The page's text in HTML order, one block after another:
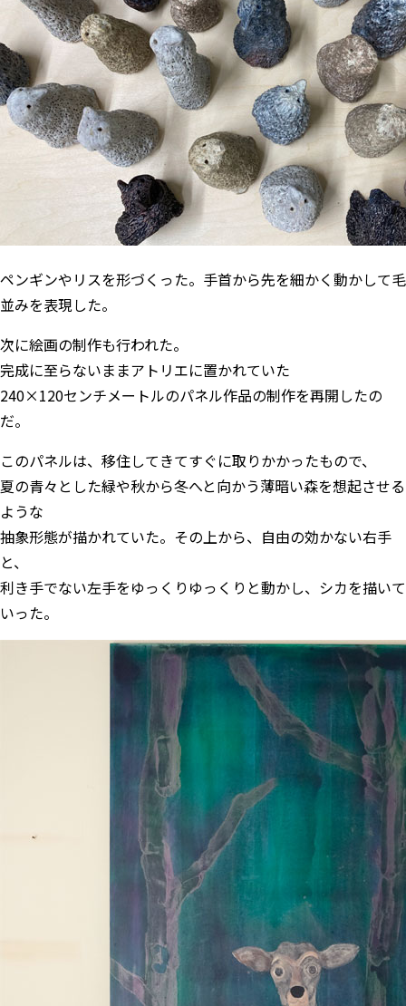
ペンギンやリスを形づくった。手首から先を細かく動かして毛
並みを表現した。
次に絵画の制作も行われた。
完成に至らないままアトリエに置かれていた
240×120センチメートルのパネル作品の制作を再開したの
だ。
このパネルは、移住してきてすぐに取りかかったもので、
夏の青々とした緑や秋から冬へと向かう薄暗い森を想起させる
ような
抽象形態が描かれていた。その上から、自由の効かない右手
と、
利き手でない左手をゆっくりゆっくりと動かし、シカを描いて
いった。